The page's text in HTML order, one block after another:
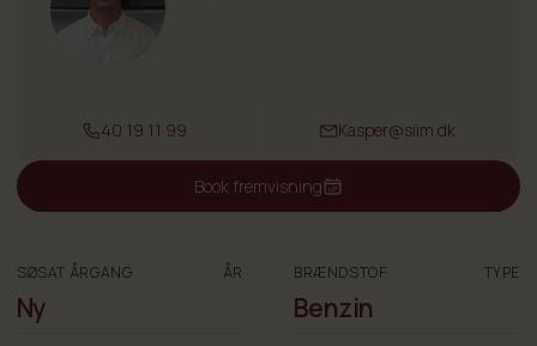
40 19 11 99 Kasper@siim.dk
Book fremvisning
SØSAT ÅRGANG ÅR
Ny
BRÆNDSTOF TYPE
Benzin